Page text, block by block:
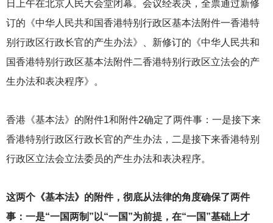
日上午在北京人民大会堂闭幕。会议经表决，全票通过新修
订的《中华人民共和国香港特别行政区基本法附件一香港特
别行政区行政长官的产生办法》、新修订的《中华人民共和
国香港特别行政区基本法附件二香港特别行政区立法会的产
生办法和表决程序》。
香港《基本法》的附件1和附件2确定了两件事：一是接下来
香港特别行政区行政长官的产生办法，二是接下来香港特别
行政区立法会立法委员的产生办法和表决程序。
这两个《基本法》的附件，彻底从法律的角度确保了两件
事：一是“一国两制”以“一国”为前提，在“一国”基础上才